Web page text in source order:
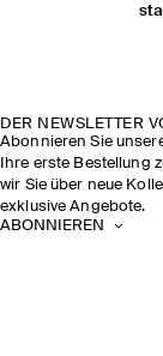
DER NEWSLETTER
Abonnieren Sie
Ihre erste Bestellung
wir Sie über neue
exklusive Angebote.
ABONNIEREN